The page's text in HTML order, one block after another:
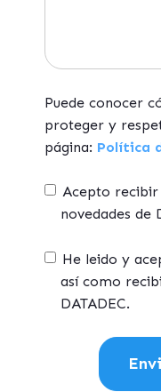
Puede conocer
proteger y
página: Política
Acepto
novedades de
He leido y
así como
DATADEC.